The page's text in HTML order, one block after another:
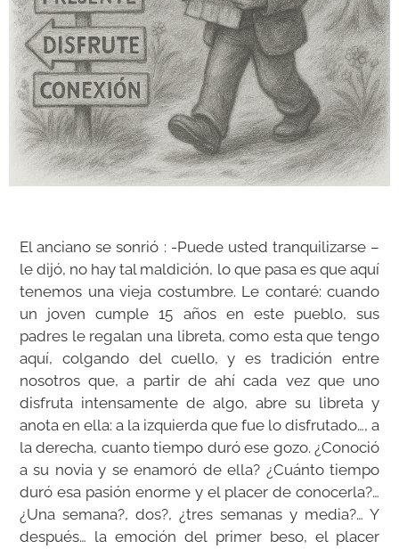
El anciano se sonrió : -Puede usted tranquilizarse –
le dijó, no hay tal maldición, lo que pasa es que aquí
tenemos una vieja costumbre. Le contaré: cuando
un joven cumple 15 años en este pueblo, sus
padres le regalan una libreta, como esta que tengo
aquí, colgando del cuello, y es tradición entre
nosotros que, a partir de ahí cada vez que uno
disfruta intensamente de algo, abre su libreta y
anota en ella: a la izquierda que fue lo disfrutado…, a
la derecha, cuanto tiempo duró ese gozo. ¿Conoció
a su novia y se enamoró de ella? ¿Cuánto tiempo
duró esa pasión enorme y el placer de conocerla?…
¿Una semana?, dos?, ¿tres semanas y media?… Y
después… la emoción del primer beso, el placer